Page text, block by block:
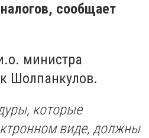
сообщает
министра
Шолпанкулов.⠀
которые
виде, должны